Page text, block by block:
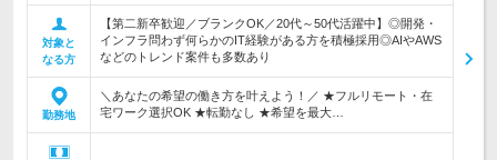
対象と
なる方
【第二新卒歓迎／ブランクOK／20代～50代活躍中】◎開発・
インフラ問わず何らかのIT経験がある方を積極採用◎AIやAWS
などのトレンド案件も多数あり
勤務地
＼あなたの希望の働き方を叶えよう！／ ★フルリモート・在
宅ワーク選択OK ★転勤なし ★希望を最大…